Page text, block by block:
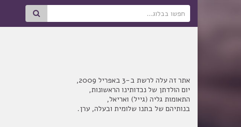
Search for:
אתר זה עלה לרשת ב-3 באפריל 2009,
יום הולדתן של נכדותינו הראשונות,
התאומות גליה (גייל) ואריאל,
בנותיהם של בתנו שלומית ובעלה, ערן.